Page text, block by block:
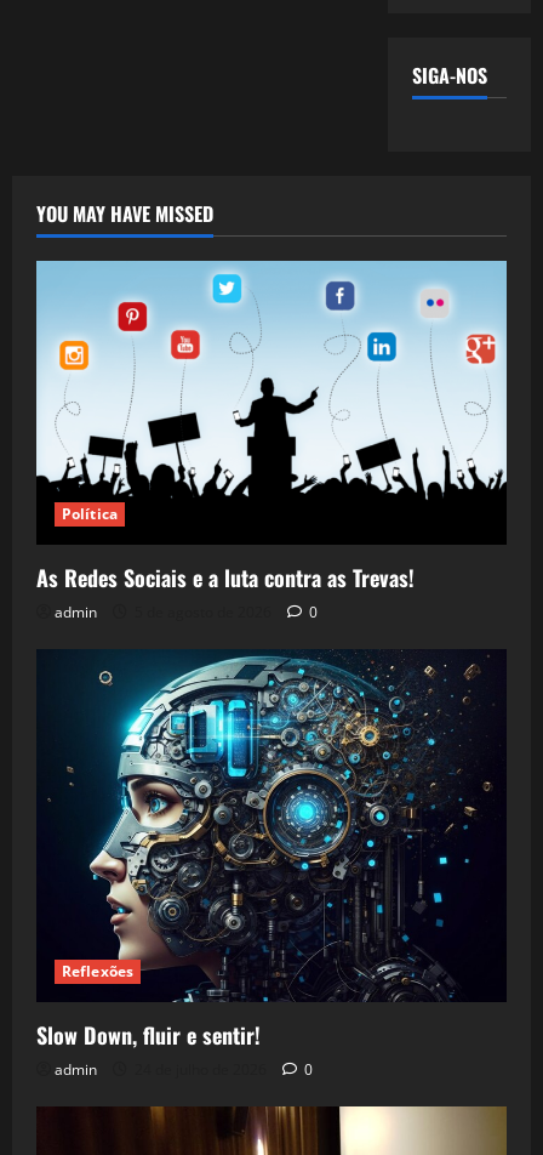
SIGA-NOS
YOU MAY HAVE MISSED
Política
As Redes Sociais e a luta contra as Trevas!
admin 0
Reflexões
Slow Down, fluir e sentir!
admin 0